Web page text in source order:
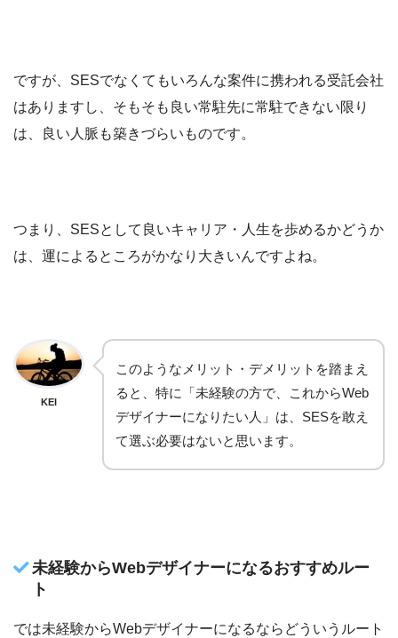
ですが、SESでなくてもいろんな案件に携われる受託会社
はありますし、そもそも良い常駐先に常駐できない限り
は、良い人脈も築きづらいものです。
つまり、SESとして良いキャリア・人生を歩めるかどうか
は、運によるところがかなり大きいんですよね。
KEI
このようなメリット・デメリットを踏まえ
ると、特に「未経験の方で、これからWeb
デザイナーになりたい人」は、SESを敢え
て選ぶ必要はないと思います。
未経験からWebデザイナーになるおすすめルー
ト
では未経験からWebデザイナーになるならどういうルート